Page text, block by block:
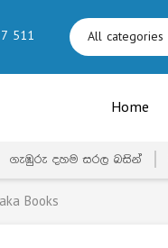
511
Home
ගැඹුරු දහම සරල බසින්
Books